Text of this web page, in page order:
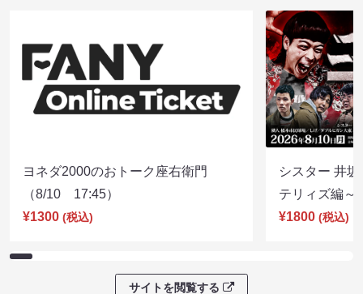
ヨネダ2000のおトーク座右衛門
（8/10 17:45）
¥1300 (税込)
シスター 井
テリィズ編
¥1800 (税込)
サイトを閲覧する